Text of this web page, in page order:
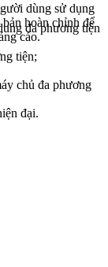
dùng sử dụng
hoàn chỉnh để
cáo.
đa phương tiện
tiện;
chủ đa phương
đại.